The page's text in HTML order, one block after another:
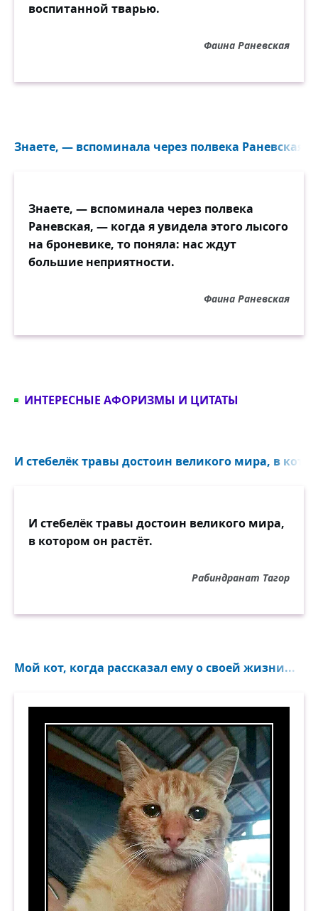
воспитанной тварью.
Фаина Раневская
Знаете, — вспоминала через полвека Раневская,
Знаете, — вспоминала через полвека
Раневская, — когда я увидела этого лысого
на броневике, то поняла: нас ждут
большие неприятности.
Фаина Раневская
ИНТЕРЕСНЫЕ АФОРИЗМЫ И ЦИТАТЫ
И стебелёк травы достоин великого мира, в
И стебелёк травы достоин великого мира,
в котором он растёт.
Рабиндранат Тагор
Мой кот, когда рассказал ему о своей жизни...